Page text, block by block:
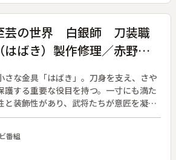
ある妻とは、１９４５年韓国・ソウルで
え、史料調査に力を注ぐ。１９８６年
のうちに亡くなった。
芸の世界 白銀師 刀装職
ばき）製作修理／赤野栄
さな金具「はばき」。刀身を支え、さや
護する重要な役目を持つ。一寸にも満た
と装飾性があり、武将たちが意匠を凝ら
、白銀師たちも仕事の印として精魂を込
先が自在に動く江戸職人・赤野栄一の
中に日本刀の奥深い美がひっそりと隠
番組